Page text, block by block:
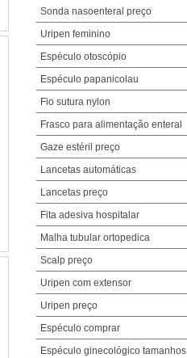
Sonda nasoenteral preço
Uripen feminino
Espéculo otoscópio
Espéculo papanicolau
Fio sutura nylon
Frasco para alimentação enteral
Gaze estéril preço
Lancetas automáticas
Lancetas preço
Fita adesiva hospitalar
Malha tubular ortopedica
Scalp preço
Uripen com extensor
Uripen preço
Espéculo comprar
Espéculo ginecológico tamanhos